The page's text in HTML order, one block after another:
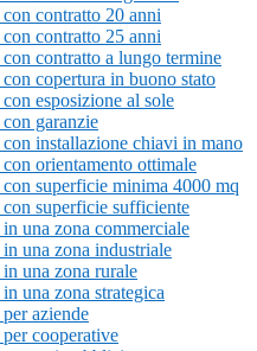
contratto 20 anni
contratto 25 anni
contratto a lungo termine
copertura in buono stato
esposizione al sole
garanzie
installazione chiavi in mano
orientamento ottimale
superficie minima 4000 mq
superficie sufficiente
una zona commerciale
una zona industriale
una zona rurale
una zona strategica
aziende
cooperative